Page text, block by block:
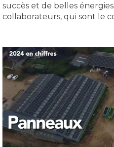
succès et de belles
collaborateurs, qui sont le